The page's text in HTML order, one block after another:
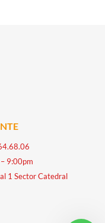
9:00pm
1 Sector Catedral